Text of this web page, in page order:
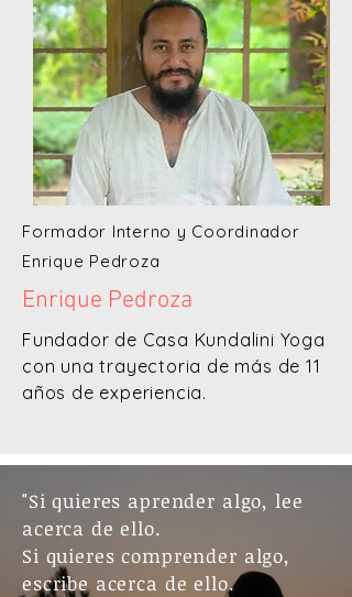
Formador Interno y Coordinador
Enrique Pedroza
Enrique Pedroza
Fundador de Casa Kundalini Yoga
con una trayectoria de más de 11
años de experiencia.
"Si quieres aprender algo, lee
acerca de ello.
Si quieres comprender algo,
escribe acerca de ello.